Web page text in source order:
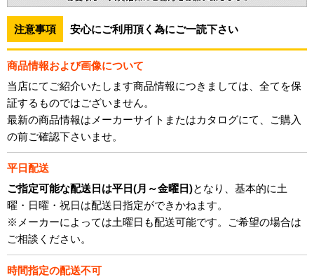
注意事項 安心にご利用頂く為にご一読下さい
商品情報および画像について
当店にてご紹介いたします商品情報につきましては、全てを保
証するものではございません。
最新の商品情報はメーカーサイトまたはカタログにて、ご購入
の前ご確認下さいませ。
平日配送
ご指定可能な配送日は平日(月～金曜日)となり、基本的に土
曜・日曜・祝日は配送日指定ができかねます。
※メーカーによっては土曜日も配送可能です。ご希望の場合は
ご相談ください。
時間指定の配送不可